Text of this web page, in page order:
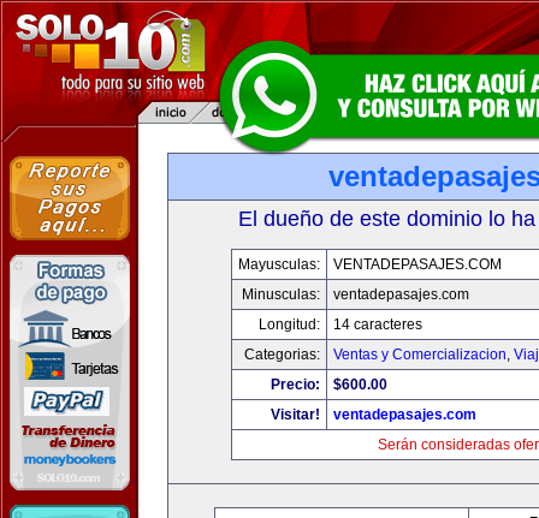
El dueño de este dominio lo
Mayusculas:
VENTADEPASAJES.COM
Minusculas:
ventadepasajes.com
Longitud:
14 caracteres
Categorias:
Ventas y Comercializacion,
Precio:
$600.00
Visitar!
ventadepasajes.com
Serán consideradas